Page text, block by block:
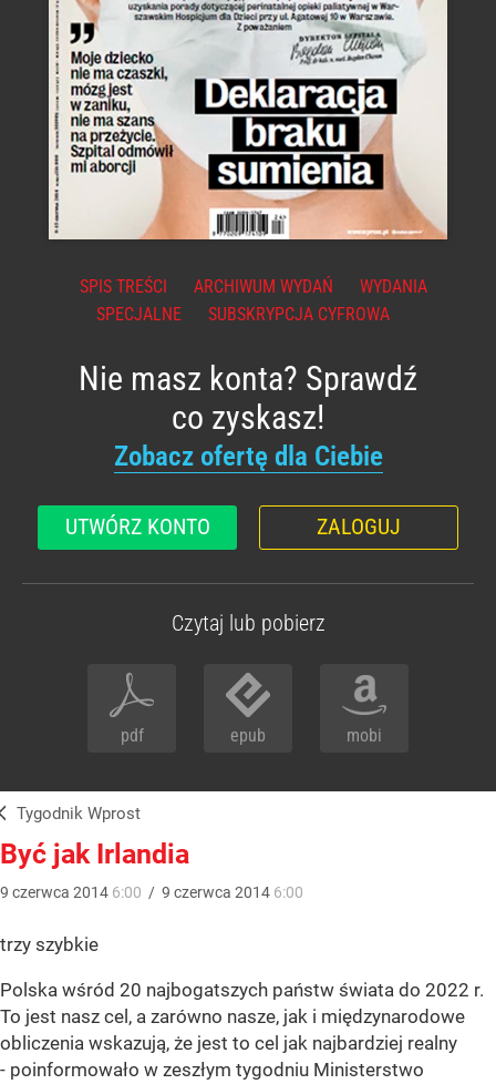
SPIS TREŚCI ARCHIWUM WYDAŃ
WYDANIA
SPECJALNE
SUBSKRYPCJA CYFROWA
Nie masz konta? Sprawdź
co zyskasz!
Zobacz ofertę dla Ciebie
UTWÓRZ KONTO ZALOGUJ
Czytaj lub pobierz
pdf epub mobi
Tygodnik Wprost
Być jak Irlandia
9 czerwca 2014 6:00 / 9 czerwca 2014 6:00
trzy szybkie
Polska wśród 20 najbogatszych państw świata do 2022 r.
To jest nasz cel, a zarówno nasze, jak i międzynarodowe
obliczenia wskazują, że jest to cel jak najbardziej realny
- poinformowało w zeszłym tygodniu Ministerstwo